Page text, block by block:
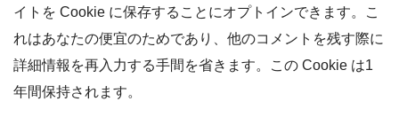
イトを Cookie に保存することにオプトインできます。こ
れはあなたの便宜のためであり、他のコメントを残す際に
詳細情報を再入力する手間を省きます。この Cookie は1
年間保持されます。